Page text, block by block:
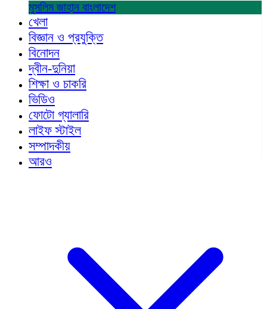
মুসলিম জাহান বাংলাদেশ
খেলা
বিজ্ঞান ও প্রযুক্তি
বিনোদন
দ্বীন-দুনিয়া
শিক্ষা ও চাকরি
ভিডিও
ফোটো গ্যালারি
লাইফ স্টাইল
সম্পাদকীয়
আরও